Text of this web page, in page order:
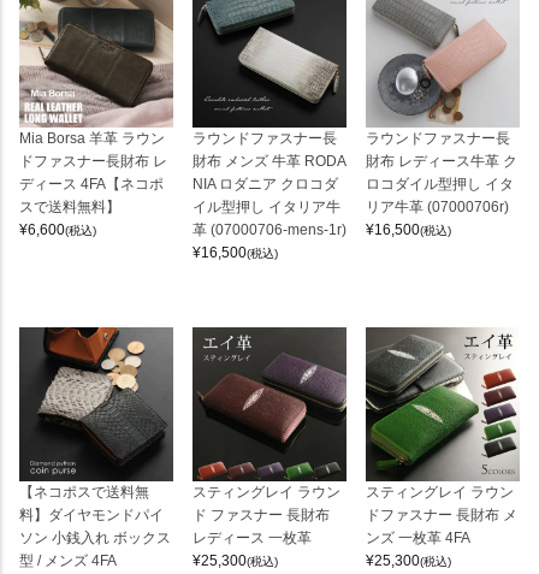
Mia Borsa 羊革 ラウン
ドファスナー長財布 レ
ディース 4FA【ネコポ
スで送料無料】
¥6,600(税込)
ラウンドファスナー長
財布 メンズ 牛革 RODA
NIA ロダニア クロコダ
イル型押し イタリア牛
革 (07000706-mens-1r)
¥16,500(税込)
ラウンドファスナー長
財布 レディース牛革 ク
ロコダイル型押し イタ
リア牛革 (07000706r)
¥16,500(税込)
【ネコポスで送料無
料】ダイヤモンドパイ
ソン 小銭入れ ボックス
型 / メンズ 4FA
スティングレイ ラウン
ド ファスナー 長財布
レディース 一枚革
¥25,300(税込)
スティングレイ ラウン
ドファスナー 長財布 メ
ンズ 一枚革 4FA
¥25,300(税込)